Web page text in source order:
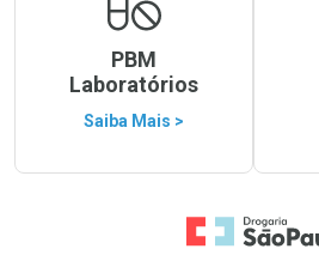
PBM
Laboratórios
Saiba Mais >
Ir para a Home